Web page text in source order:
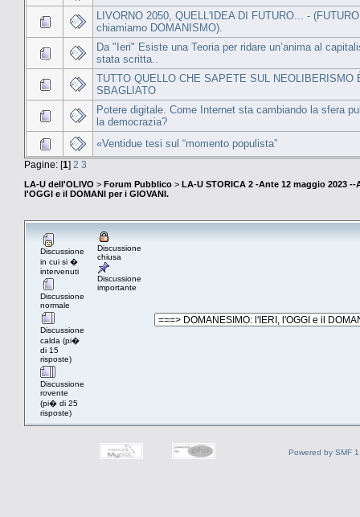
LIVORNO 2050, QUELL'IDEA DI FUTURO... -
chiamiamo DOMANISMO).
Da "Ieri" Esiste una Teoria per ridare un’anima al
stata scritta..
TUTTO QUELLO CHE SAPETE SUL NEOLIBERISMO
SBAGLIATO
Potere digitale. Come Internet sta cambiando la sfera
la democrazia?
«Ventidue tesi sul “momento populista”
Pagine: [1] 2 3
LA-U dell'OLIVO > Forum Pubblico > LA-U STORICA 2 -Ante 12 maggio 2023 --
l'OGGI e il DOMANI per i GIOVANI.
Discussione
in cui si �
intervenuti
Discussione
normale
Discussione
calda (pi�
di 15
risposte)
Discussione
rovente
(pi� di 25
risposte)
Discussione
chiusa
Discussione
importante
Powered by SMF